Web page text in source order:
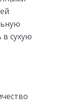
в сухую